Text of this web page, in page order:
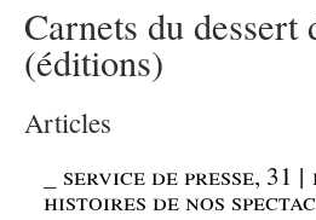
Carnets du dessert
(éditions)
Articles
service de presse, 31
histoires de nos